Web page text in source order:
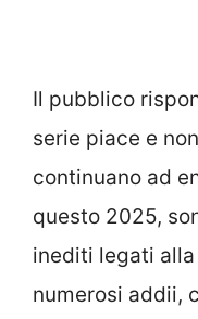
Il pubblico
serie piace e
continuano ad
questo 2025,
inediti legati
numerosi addii,